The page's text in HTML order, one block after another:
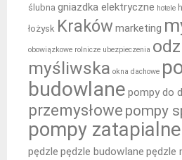
ślubna gniazdka elektryczne hotele
łożysk Kraków marketing
obowiązkowe rolnicze ubezpieczenia
myśliwska okna dachowe
budowlane pompy do
przemysłowe pompy
pompy zatapialne
pędzle pędzle budowlane pędzle